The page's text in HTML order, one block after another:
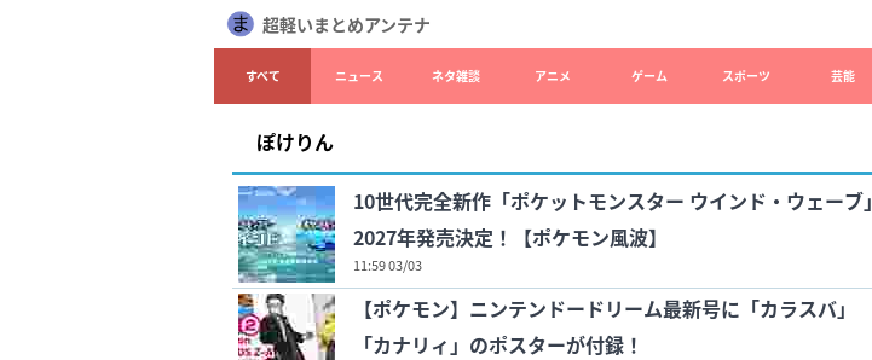
超軽いまとめアンテナ
すべて ニュース ネタ雑談 アニメ ゲーム スポーツ 芸能
ぽけりん
10世代完全新作「ポケットモンスター ウインド・ウェーブ」
2027年発売決定！【ポケモン風波】
11:59 03/03
【ポケモン】ニンテンドードリーム最新号に「カラスバ」
「カナリィ」のポスターが付録！